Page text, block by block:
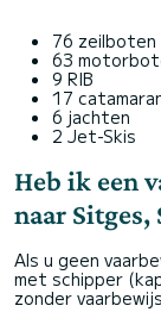
76 zeilboten
63
9 RIB
17
6 jachten
2 Jet-Skis
Heb ik een
naar Sitges,
Als u geen
met schipper
zonder